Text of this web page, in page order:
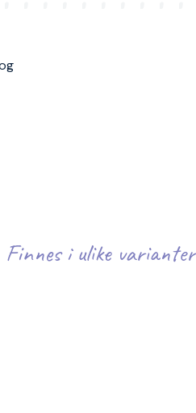
Finnes i ulike varianter